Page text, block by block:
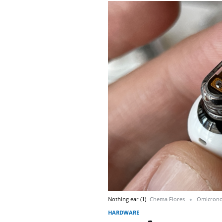
Nothing ear (1) Chema Flores
HARDWARE